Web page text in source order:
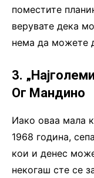
поместите
верувате дека
нема да можете
3.
Ог Мандино
Иако оваа мала
1968 година,
кои и денес
некогаш сте се